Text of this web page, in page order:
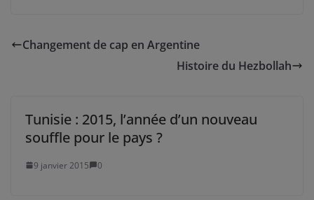
Changement de cap en Argentine
Histoire du Hezbollah
Tunisie : 2015, l’année d’un nouveau
souffle pour le pays ?
9 janvier 2015 0